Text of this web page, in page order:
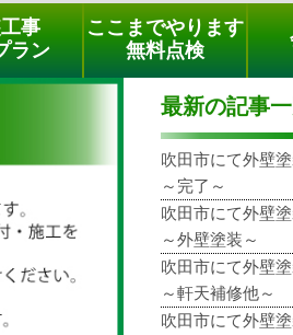
電話でのご相談 [9時～18時まで受付中]
phone
事
ラン
ここまでやります
無料点検
最新の記事
吹田市にて外壁
～完了～
吹田市にて外壁
～外壁塗装～
吹田市にて外壁
～軒天補修他～
吹田市にて外壁